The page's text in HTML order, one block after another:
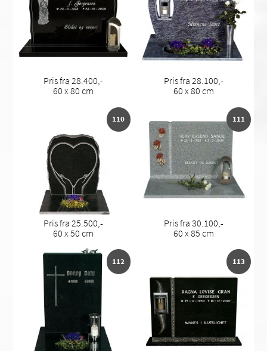
Pris fra 28.400,-
60 x 80 cm
Pris fra 28.100,-
60 x 80 cm
110
Pris fra 25.500,-
60 x 50 cm
111
Pris fra 30.100,-
60 x 85 cm
112 113